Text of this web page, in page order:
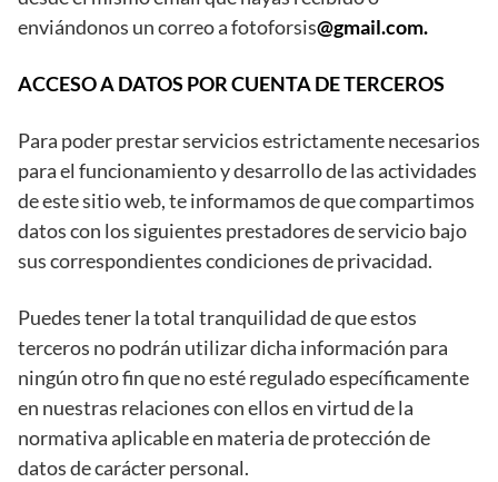
enviándonos un correo a fotoforsis@gmail.com.
ACCESO A DATOS POR CUENTA DE TERCEROS
Para poder prestar servicios estrictamente necesarios
para el funcionamiento y desarrollo de las actividades
de este sitio web, te informamos de que compartimos
datos con los siguientes prestadores de servicio bajo
sus correspondientes condiciones de privacidad.
Puedes tener la total tranquilidad de que estos
terceros no podrán utilizar dicha información para
ningún otro fin que no esté regulado específicamente
en nuestras relaciones con ellos en virtud de la
normativa aplicable en materia de protección de
datos de carácter personal.